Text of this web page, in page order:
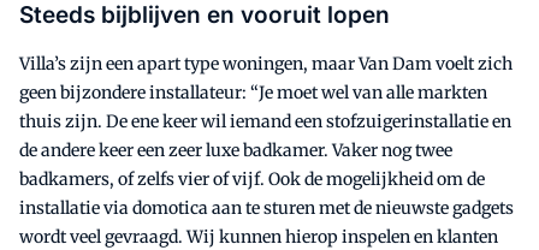
Steeds bijblijven en vooruit lopen
Villa’s zijn een apart type woningen, maar Van Dam voelt zich
geen bijzondere installateur: “Je moet wel van alle markten
thuis zijn. De ene keer wil iemand een stofzuigerinstallatie en
de andere keer een zeer luxe badkamer. Vaker nog twee
badkamers, of zelfs vier of vijf. Ook de mogelijkheid om de
installatie via domotica aan te sturen met de nieuwste gadgets
wordt veel gevraagd. Wij kunnen hierop inspelen en klanten